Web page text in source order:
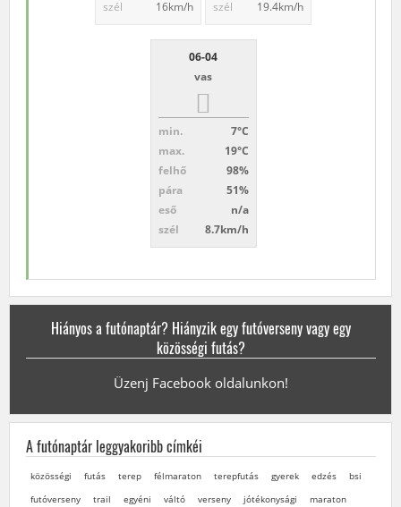
szél
16km/h
szél
19.4km/h
06-04
vas
min.
7°C
max.
19°C
felhő
98%
pára
51%
eső
n/a
szél
8.7km/h
Hiányos a futónaptár? Hiányzik egy futóverseny vagy egy
közösségi futás?
Üzenj Facebook oldalunkon!
A futónaptár leggyakoribb címkéi
közösségi futás terep félmaraton terepfutás gyerek edzés
bsi
futóverseny
trail egyéni váltó verseny jótékonysági
maraton